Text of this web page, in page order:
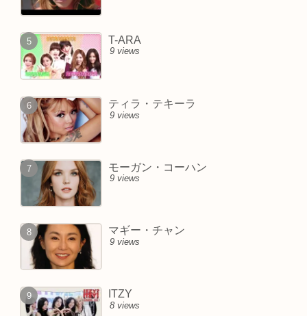
T-ARA
9 views
ティラ・テキーラ
9 views
モーガン・コーハン
9 views
マギー・チャン
9 views
ITZY
8 views